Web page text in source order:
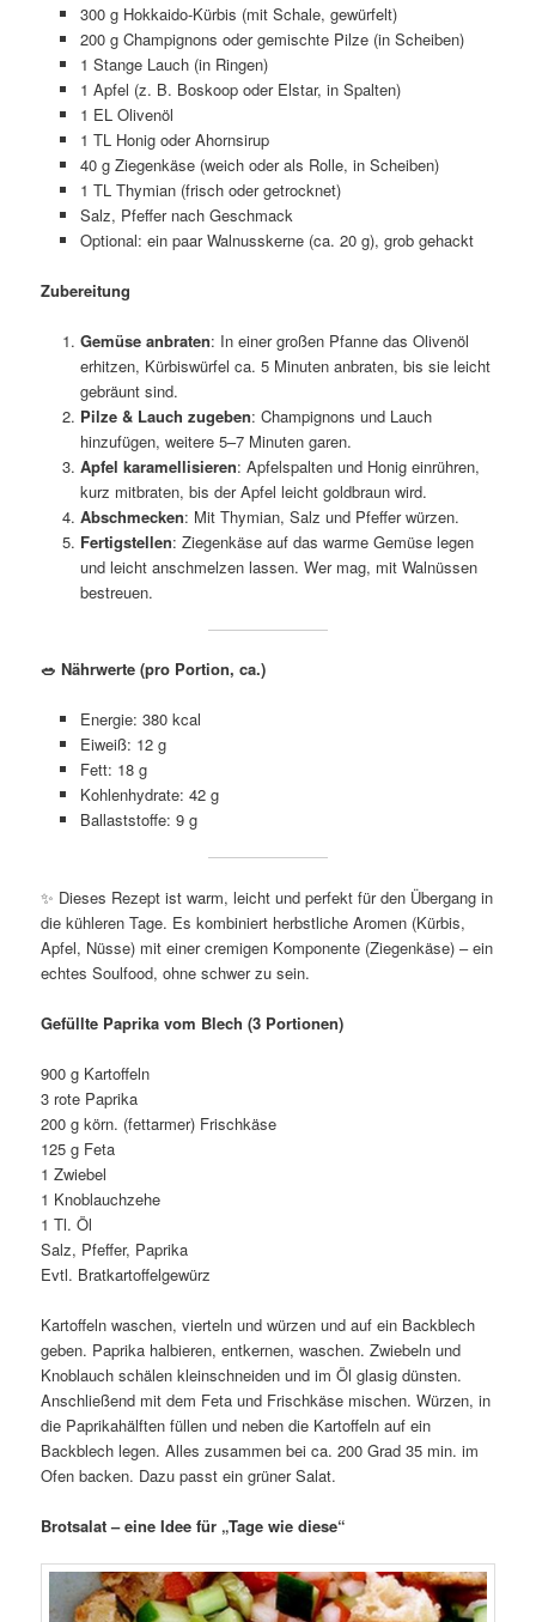
300 g Hokkaido-Kürbis (mit Schale, gewürfelt)
200 g Champignons oder gemischte Pilze (in Scheiben)
1 Stange Lauch (in Ringen)
1 Apfel (z. B. Boskoop oder Elstar, in Spalten)
1 EL Olivenöl
1 TL Honig oder Ahornsirup
40 g Ziegenkäse (weich oder als Rolle, in Scheiben)
1 TL Thymian (frisch oder getrocknet)
Salz, Pfeffer nach Geschmack
Optional: ein paar Walnusskerne (ca. 20 g), grob gehackt
Zubereitung
Gemüse anbraten: In einer großen Pfanne das Olivenöl
erhitzen, Kürbiswürfel ca. 5 Minuten anbraten, bis sie leicht
gebräunt sind.
Pilze & Lauch zugeben: Champignons und Lauch
hinzufügen, weitere 5–7 Minuten garen.
Apfel karamellisieren: Apfelspalten und Honig einrühren,
kurz mitbraten, bis der Apfel leicht goldbraun wird.
Abschmecken: Mit Thymian, Salz und Pfeffer würzen.
Fertigstellen: Ziegenkäse auf das warme Gemüse legen
und leicht anschmelzen lassen. Wer mag, mit Walnüssen
bestreuen.
🥗 Nährwerte (pro Portion, ca.)
Energie: 380 kcal
Eiweiß: 12 g
Fett: 18 g
Kohlenhydrate: 42 g
Ballaststoffe: 9 g
✨ Dieses Rezept ist warm, leicht und perfekt für den Übergang in
die kühleren Tage. Es kombiniert herbstliche Aromen (Kürbis,
Apfel, Nüsse) mit einer cremigen Komponente (Ziegenkäse) – ein
echtes Soulfood, ohne schwer zu sein.
Gefüllte Paprika vom Blech (3 Portionen)
900 g Kartoffeln
3 rote Paprika
200 g körn. (fettarmer) Frischkäse
125 g Feta
1 Zwiebel
1 Knoblauchzehe
1 Tl. Öl
Salz, Pfeffer, Paprika
Evtl. Bratkartoffelgewürz
Kartoffeln waschen, vierteln und würzen und auf ein Backblech
geben. Paprika halbieren, entkernen, waschen. Zwiebeln und
Knoblauch schälen kleinschneiden und im Öl glasig dünsten.
Anschließend mit dem Feta und Frischkäse mischen. Würzen, in
die Paprikahälften füllen und neben die Kartoffeln auf ein
Backblech legen. Alles zusammen bei ca. 200 Grad 35 min. im
Ofen backen. Dazu passt ein grüner Salat.
Brotsalat – eine Idee für „Tage wie diese“